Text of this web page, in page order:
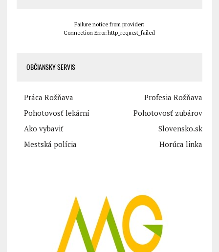
Failure notice from provider:
Connection Error:http_request_failed
OBČIANSKY SERVIS
Práca Rožňava
Profesia Rožňava
Pohotovosť lekární
Pohotovosť zubárov
Ako vybaviť
Slovensko.sk
Mestská polícia
Horúca linka